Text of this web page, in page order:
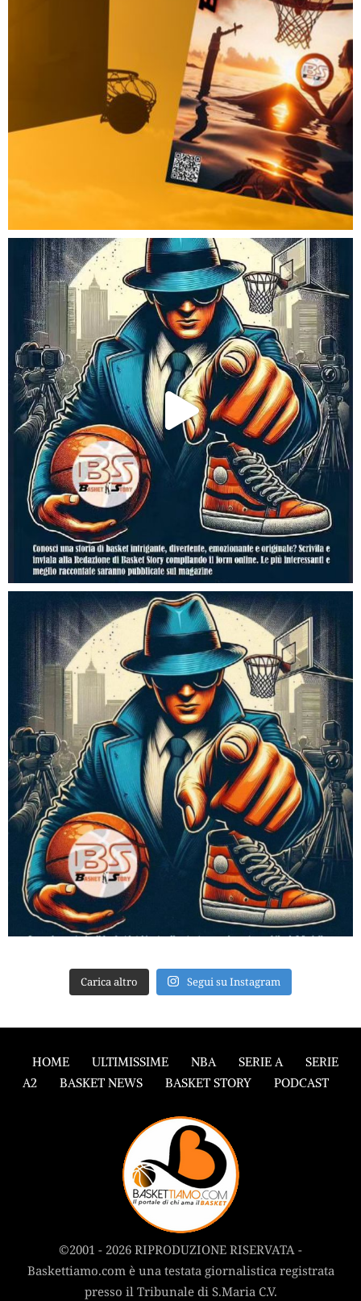
Carica altro Segui su Instagram
HOME ULTIMISSIME NBA SERIE A
SERIE
A2
BASKET NEWS BASKET STORY PODCAST
©2001 - 2026 RIPRODUZIONE RISERVATA -
Baskettiamo.com è una testata giornalistica registrata
presso il Tribunale di S.Maria C.V.